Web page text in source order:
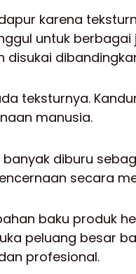
karena
untuk berbagai
teksturnya.
manusia.
diburu
secara
baku produk
peluang besar
profesional.